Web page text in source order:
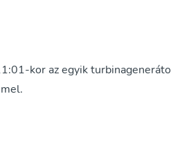
kor az egyik